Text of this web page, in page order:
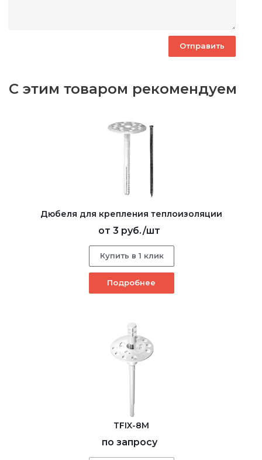
С этим товаром рекомендуем
Дюбеля для крепления теплоизоляции
от 3 руб./шт
Купить в 1 клик
Подробнее
TFIX-8M
по запросу